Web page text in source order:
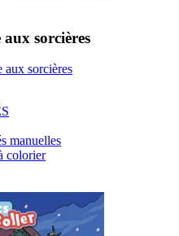
sorcières
sorcières
manuelles
colorier